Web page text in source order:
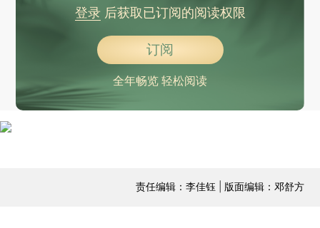
登录后获取已订阅的阅读权限
订阅
全年畅览 轻松阅读
责任编辑：李佳钰 | 版面编辑：邓舒方